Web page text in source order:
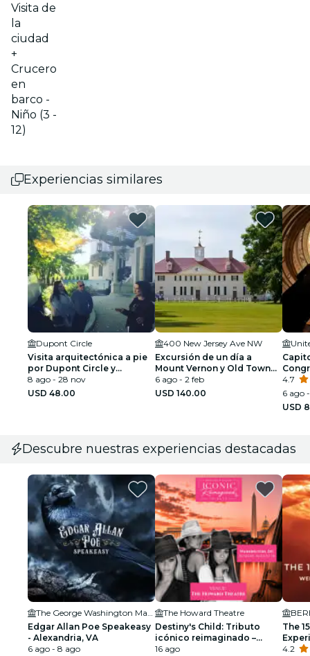
Visita de
la
ciudad
+
Crucero
en
barco -
Niño (3 -
12)
Experiencias similares
Dupont Circle
Visita arquitectónica a pie
por Dupont Circle y
Embassy Row de DC
8 ago - 28 nov
USD 48.00
400 New Jersey Ave NW
Excursión de un día a
Mount Vernon y Old Town
Alexandria desde
Washington DC
6 ago - 2 feb
USD 140.00
visita
4.7
6 ago
USD
Descubre nuestras experiencias destacadas
Edgar Allan Poe Speakeasy
- Alexandria, VA
6 ago - 8 ago
The Howard Theatre
Destiny's Child: Tributo
icónico reimaginado –
Washington DC
16 ago
The
4.2